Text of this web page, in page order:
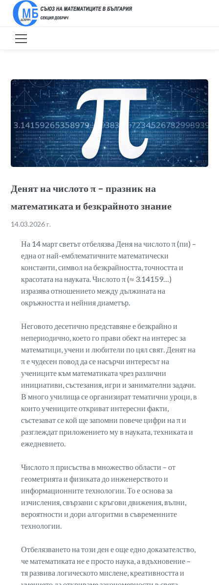
Денят на числото π – празник на
математиката и безкрайното знание
14.03.2026 г.
На 14 март светът отбелязва Деня на числото π (пи) –
една от най-емблематичните математически
константи, символ на безкрайността, точността и
красотата на науката. Числото π (≈ 3.14159…)
изразява отношението между дължината на
окръжността и нейния диаметър.
Неговото десетично представяне е безкрайно и
непериодично, което го прави обект на интерес за
математици, учени и любители по цял свят. Денят на
π е чудесен повод да се насърчи интересът на
учениците към математиката чрез различни
инициативи, състезания, игри и занимателни задачи.
В много училища се организират тематични уроци, в
които учениците откриват интересни факти,
състезават се кой ще запомни повече цифри на π и
разглеждат приложението му в науката, техниката и
ежедневието.
Числото π присъства в множество области – от
геометрията и физиката до инженерството и
информационните технологии. То е основа за
изчисления, свързани с кръгови движения, вълни,
вероятности и дори алгоритми в съвременните
технологии.
Отбелязването на този ден е още едно доказателство,
че математиката не е просто наука, а вдъхновение –
тя развива логическото мислене, креативността и